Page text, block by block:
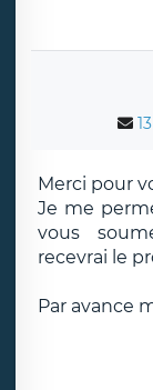
Merci pour
Je me
vous
recevrai le
Par avance